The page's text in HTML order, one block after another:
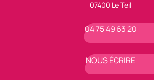
07400 Le Teil
04 75 49 63 20
NOUS ÉCRIRE